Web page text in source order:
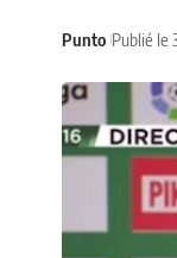
Punto Publié le